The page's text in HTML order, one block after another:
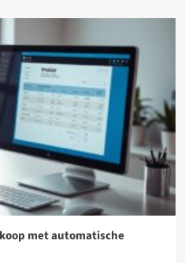
met automatische